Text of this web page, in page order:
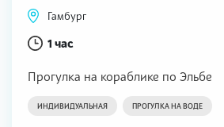
Гамбург
1 час
Прогулка на кораблике по Эльбе
ИНДИВИДУАЛЬНАЯ ПРОГУЛКА НА ВОДЕ